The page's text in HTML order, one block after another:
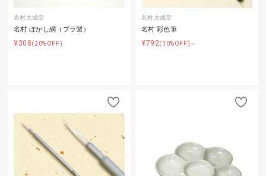
名村大成堂
名村 ぼかし網（プラ製）
¥308(20%OFF)
名村大成堂
名村 彩色筆
¥792(10%OFF)～